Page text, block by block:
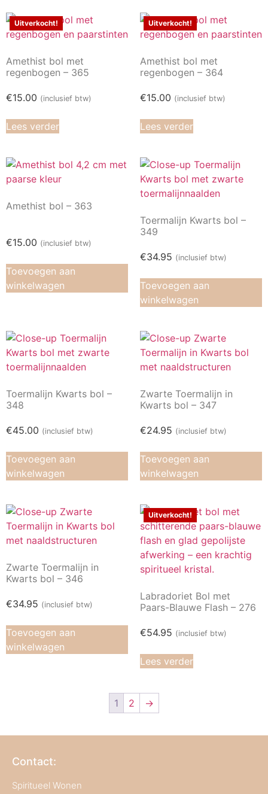
Uitverkocht!
Amethist bol met
regenbogen – 365
€15.00 (inclusief btw)
Lees verder
Uitverkocht!
Amethist bol met
regenbogen – 364
€15.00 (inclusief btw)
Lees verder
Amethist bol – 363
€15.00 (inclusief btw)
Toevoegen aan
winkelwagen
Toermalijn Kwarts bol –
349
€34.95 (inclusief btw)
Toevoegen aan
winkelwagen
Toermalijn Kwarts bol –
348
€45.00 (inclusief btw)
Toevoegen aan
winkelwagen
Zwarte Toermalijn in
Kwarts bol – 347
€24.95 (inclusief btw)
Toevoegen aan
winkelwagen
Zwarte Toermalijn in
Kwarts bol – 346
€34.95 (inclusief btw)
Toevoegen aan
winkelwagen
Uitverkocht!
Labradoriet Bol met
Paars-Blauwe Flash – 276
€54.95 (inclusief btw)
Lees verder
1 2 →
Contact:
Spiritueel Wonen